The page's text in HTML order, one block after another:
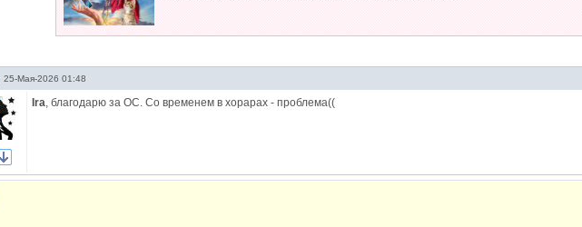
25-Мая-2026 01:48
Ira, благодарю за ОС. Со временем в хорарах - проблема((